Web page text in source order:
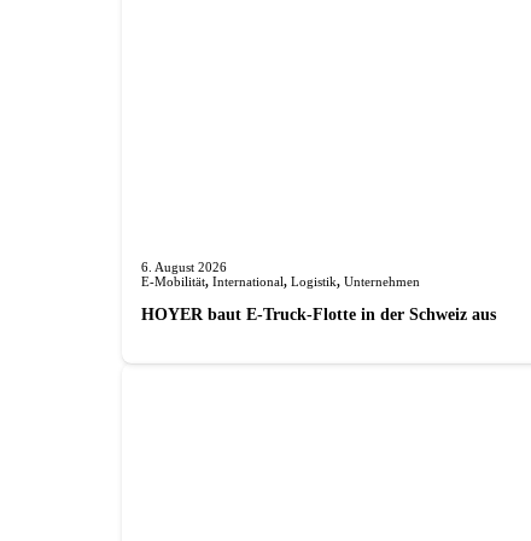
6. August 2026
E-Mobilität, International, Logistik, Unternehmen
HOYER baut E-Truck-Flotte in der Schweiz aus